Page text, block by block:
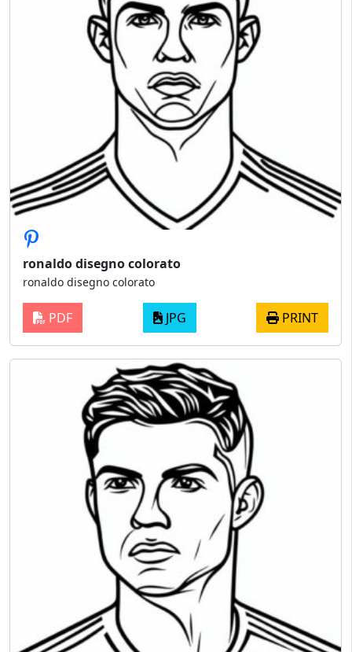
ronaldo disegno colorato
ronaldo disegno colorato
PDF JPG PRINT